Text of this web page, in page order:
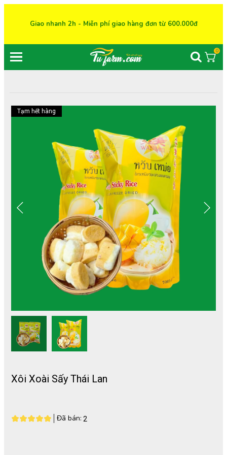
Giao nhanh 2h - Miễn phí giao hàng đơn từ 600.000đ
0
Xôi Xoài Sấy Thái Lan
2
Đã bán:
Tạm hết hàng